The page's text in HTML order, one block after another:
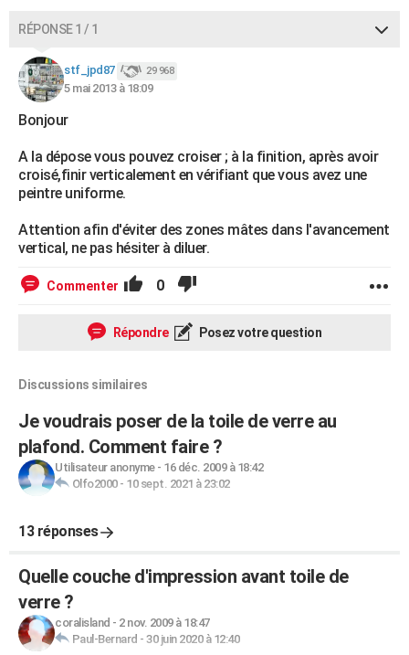
Carte de Noël
Carte Bonne année
Carte Saint-Valentin
Carte Pâques
Carte d'anniversaire
DICTIONNAIRE
Dictionnaire
Biographies
Citations
Expressions
Proverbes
PROGRAMME TV
COPAINS D'AVANT
FORUM
RÉPONSE 1 / 1
stf_jpd87 29 968
5 mai 2013 à 18:09
Bonjour
A la dépose vous pouvez croiser ; à la finition, après avoir
croisé,finir verticalement en vérifiant que vous avez une
peintre uniforme.
Attention afin d'éviter des zones mâtes dans l'avancement
vertical, ne pas hésiter à diluer.
Commenter 0
Répondre Posez votre question
Discussions similaires
Je voudrais poser de la toile de verre au
plafond. Comment faire ?
Utilisateur anonyme- 16 déc. 2009 à 18:42
Olfo2000- 10 sept. 2021 à 23:02
13 réponses
Quelle couche d'impression avant toile de
verre ?
coralisland - 2 nov. 2009 à 18:47
Paul-Bernard - 30 juin 2020 à 12:40